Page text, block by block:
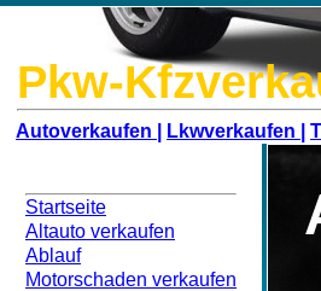
Pkw-
Autoverkaufen | Lkwverkaufen |
Startseite
Altauto verkaufen
Ablauf
Motorschaden verkaufen